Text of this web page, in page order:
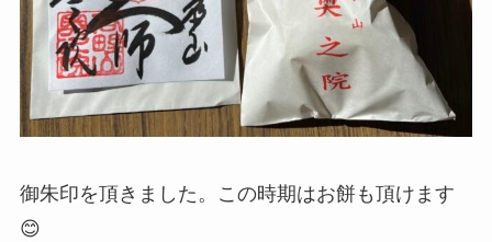
御朱印を頂きました。この時期はお餅も頂けます
😊